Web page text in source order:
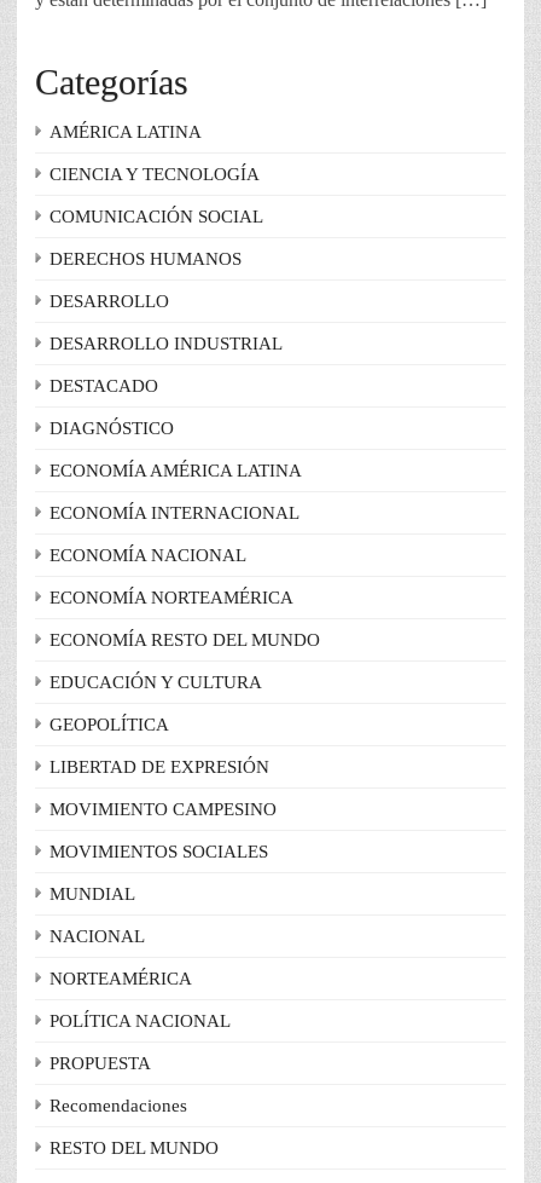
Categorías
AMÉRICA LATINA
CIENCIA Y TECNOLOGÍA
COMUNICACIÓN SOCIAL
DERECHOS HUMANOS
DESARROLLO
DESARROLLO INDUSTRIAL
DESTACADO
DIAGNÓSTICO
ECONOMÍA AMÉRICA LATINA
ECONOMÍA INTERNACIONAL
ECONOMÍA NACIONAL
ECONOMÍA NORTEAMÉRICA
ECONOMÍA RESTO DEL MUNDO
EDUCACIÓN Y CULTURA
GEOPOLÍTICA
LIBERTAD DE EXPRESIÓN
MOVIMIENTO CAMPESINO
MOVIMIENTOS SOCIALES
MUNDIAL
NACIONAL
NORTEAMÉRICA
POLÍTICA NACIONAL
PROPUESTA
Recomendaciones
RESTO DEL MUNDO